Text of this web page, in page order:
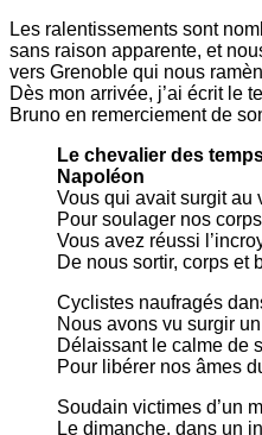
Les ralentissements sont
sans raison apparente, et
vers Grenoble qui nous
Dès mon arrivée, j’ai écrit le
Bruno en remerciement de
Le chevalier des
Napoléon
Vous qui avait surgit au
Pour soulager nos
Vous avez réussi
De nous sortir, corps et
Cyclistes naufragés
Nous avons vu surgir
Délaissant le calme de
Pour libérer nos âmes
Soudain victimes d’un
Le dimanche, dans un